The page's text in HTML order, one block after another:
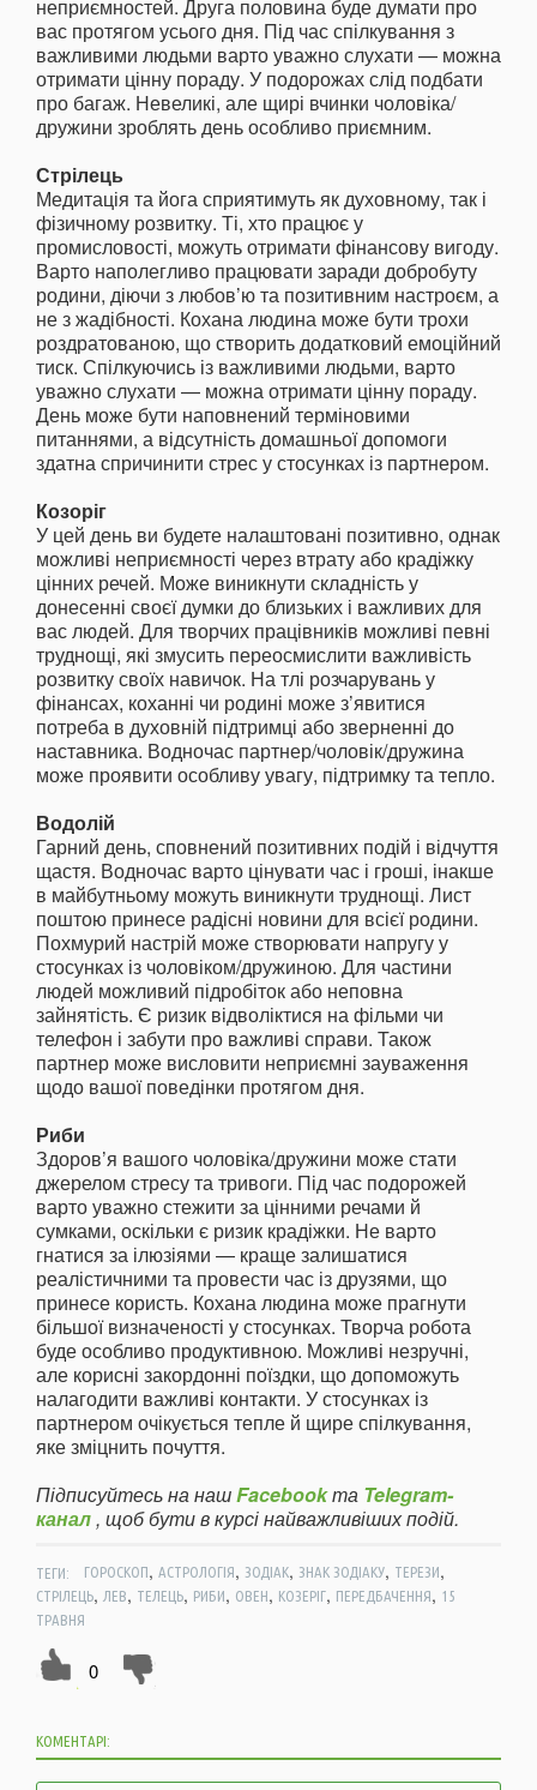
неприємностей. Друга половина буде думати про
вас протягом усього дня. Під час спілкування з
важливими людьми варто уважно слухати — можна
отримати цінну пораду. У подорожах слід подбати
про багаж. Невеликі, але щирі вчинки чоловіка/
дружини зроблять день особливо приємним.
Стрілець
Медитація та йога сприятимуть як духовному, так і
фізичному розвитку. Ті, хто працює у
промисловості, можуть отримати фінансову вигоду.
Варто наполегливо працювати заради добробуту
родини, діючи з любов’ю та позитивним настроєм, а
не з жадібності. Кохана людина може бути трохи
роздратованою, що створить додатковий емоційний
тиск. Спілкуючись із важливими людьми, варто
уважно слухати — можна отримати цінну пораду.
День може бути наповнений терміновими
питаннями, а відсутність домашньої допомоги
здатна спричинити стрес у стосунках із партнером.
Козоріг
У цей день ви будете налаштовані позитивно, однак
можливі неприємності через втрату або крадіжку
цінних речей. Може виникнути складність у
донесенні своєї думки до близьких і важливих для
вас людей. Для творчих працівників можливі певні
труднощі, які змусить переосмислити важливість
розвитку своїх навичок. На тлі розчарувань у
фінансах, коханні чи родині може з’явитися
потреба в духовній підтримці або зверненні до
наставника. Водночас партнер/чоловік/дружина
може проявити особливу увагу, підтримку та тепло.
Водолій
Гарний день, сповнений позитивних подій і відчуття
щастя. Водночас варто цінувати час і гроші, інакше
в майбутньому можуть виникнути труднощі. Лист
поштою принесе радісні новини для всієї родини.
Похмурий настрій може створювати напругу у
стосунках із чоловіком/дружиною. Для частини
людей можливий підробіток або неповна
зайнятість. Є ризик відволіктися на фільми чи
телефон і забути про важливі справи. Також
партнер може висловити неприємні зауваження
щодо вашої поведінки протягом дня.
Риби
Здоров’я вашого чоловіка/дружини може стати
джерелом стресу та тривоги. Під час подорожей
варто уважно стежити за цінними речами й
сумками, оскільки є ризик крадіжки. Не варто
гнатися за ілюзіями — краще залишатися
реалістичними та провести час із друзями, що
принесе користь. Кохана людина може прагнути
більшої визначеності у стосунках. Творча робота
буде особливо продуктивною. Можливі незручні,
але корисні закордонні поїздки, що допоможуть
налагодити важливі контакти. У стосунках із
партнером очікується тепле й щире спілкування,
яке зміцнить почуття.
Підписуйтесь на нашFacebookта Telegram-
канал, щоб бути в курсі найважливіших подій.
ТЕГИ: ГОРОСКОП, АСТРОЛОГІЯ, ЗОДІАК, ЗНАК ЗОДІАКУ, ТЕРЕЗИ,
СТРІЛЕЦЬ, ЛЕВ, ТЕЛЕЦЬ, РИБИ, ОВЕН, КОЗЕРІГ, ПЕРЕДБАЧЕННЯ, 15
ТРАВНЯ
0
КОМЕНТАРІ: